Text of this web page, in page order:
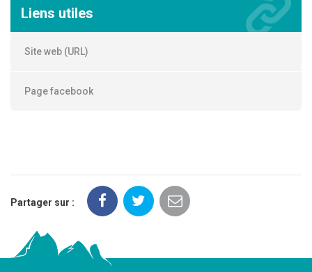
Liens utiles
Site web (URL)
Page facebook
Partager sur :